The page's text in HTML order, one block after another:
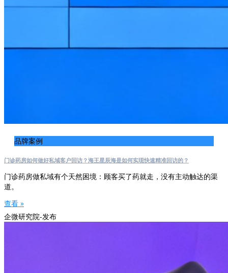
品牌案例
门诊药房如何做好私域客户回访？海王星辰海是如何实现快速精准回访的？
门诊药房做私域有个天然困境：顾客买了药就走，没有主动触达的渠
道。
查看 »
企微研究院-发布